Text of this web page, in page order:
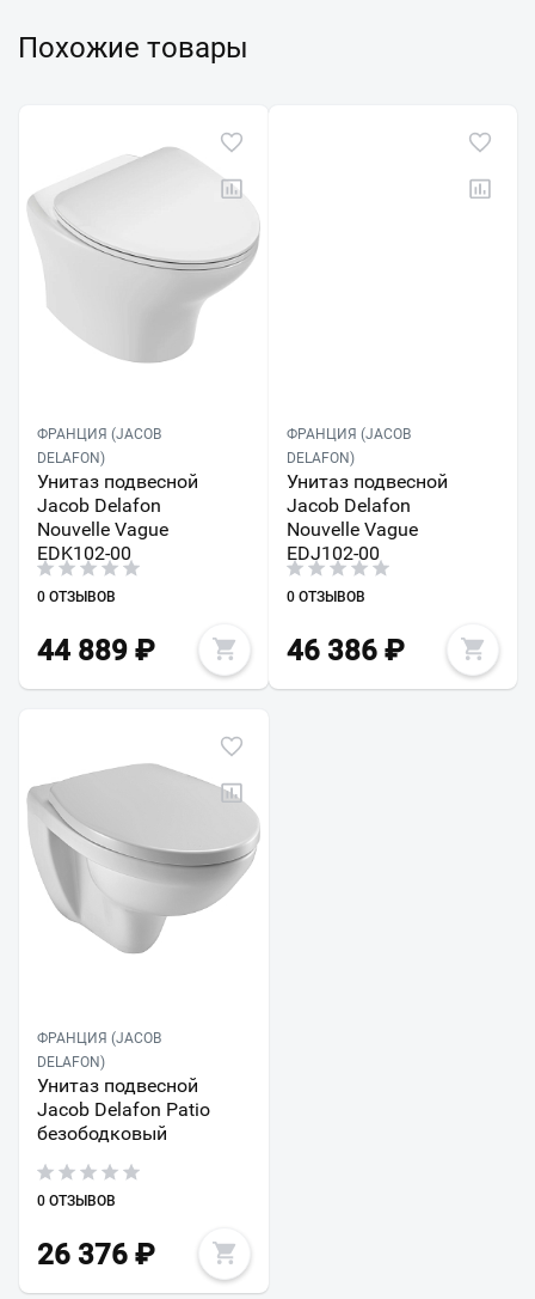
Похожие товары
ФРАНЦИЯ (JACOB
DELAFON)
Унитаз подвесной
Jacob Delafon
Nouvelle Vague
EDK102-00
0 ОТЗЫВОВ
44 889 ₽
ФРАНЦИЯ (JACOB
DELAFON)
Унитаз подвесной
Jacob Delafon
Nouvelle Vague
EDJ102-00
0 ОТЗЫВОВ
46 386₽
ФРАНЦИЯ (JACOB
DELAFON)
Унитаз подвесной
Jacob Delafon Patio
безободковый
0 ОТЗЫВОВ
26 376 ₽